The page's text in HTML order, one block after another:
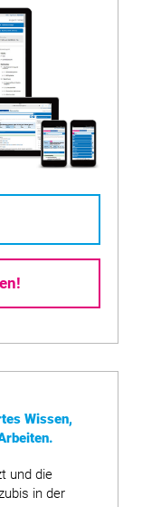
Wissen,
und die
in der